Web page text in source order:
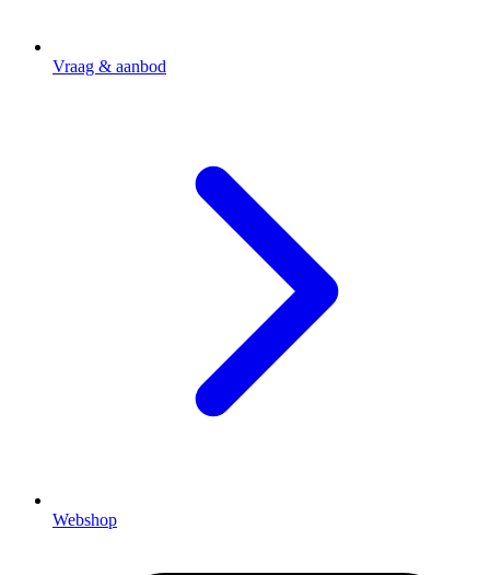
Vraag & aanbod
Webshop